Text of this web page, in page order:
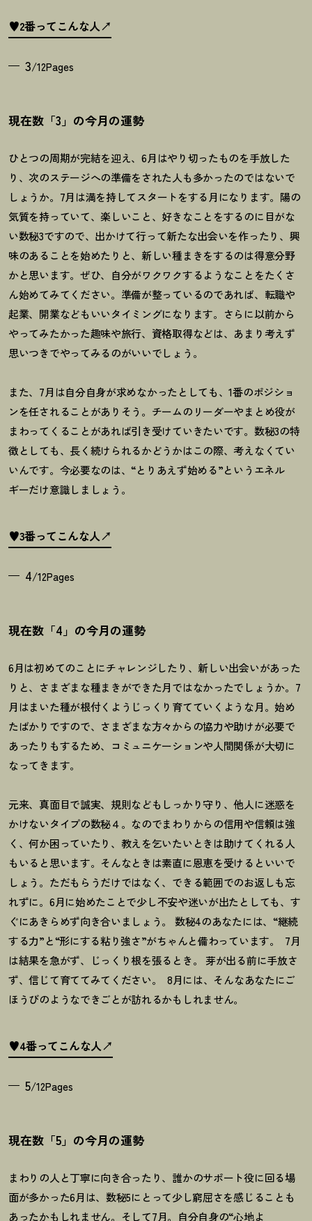
♥2番ってこんな人
3/12Pages
現在数「3」の今月の運勢
ひとつの周期が完結を迎え、6月はやり切ったものを手放した
り、次のステージへの準備をされた人も多かったのではないで
しょうか。 7月は満を持してスタートをする月になります。陽の
気質を持っていて、楽しいこと、好きなことをするのに目がな
い数秘3ですので、出かけて行って新たな出会いを作ったり、興
味のあることを始めたりと、新しい種まきをするのは得意分野
かと思います。ぜひ、自分がワクワクするようなことをたくさ
ん始めてみてください。準備が整っているのであれば、転職や
起業、開業などもいいタイミングになります。さらに以前から
やってみたかった趣味や旅行、資格取得などは、あまり考えず
思いつきでやってみるのがいいでしょう。
また、 7月は自分自身が求めなかったとしても、1番のポジショ
ンを任されることがありそう。チームのリーダーやまとめ役が
まわってくることがあれば引き受けていきたいです。数秘3の特
徴としても、長く続けられるかどうかはこの際、考えなくてい
いんです。今必要なのは、“とりあえず始める”というエネル
ギーだけ意識しましょう。
♥3番ってこんな人
4/12Pages
現在数「4」の今月の運勢
6月は初めてのことにチャレンジしたり、新しい出会いがあった
りと、さまざまな種まきができた月ではなかったでしょうか。7
月はまいた種が根付くようじっくり育てていくような月。始め
たばかりですので、さまざまな方々からの協力や助けが必要で
あったりもするため、コミュニケーションや人間関係が大切に
なってきます。
元来、真面目で誠実、規則などもしっかり守り、他人に迷惑を
かけないタイプの数秘４。なのでまわりからの信用や信頼は強
く、何か困っていたり、教えを乞いたいときは助けてくれる人
もいると思います。そんなときは素直に恩恵を受けるといいで
しょう。ただもらうだけではなく、できる範囲でのお返しも忘
れずに。 6月に始めたことで少し不安や迷いが出たとしても、す
ぐにあきらめず向き合いましょう。 数秘4のあなたには、“継続
する力”と“形にする粘り強さ”がちゃんと備わっています。
7月
は結果を急がず、じっくり根を張るとき。 芽が出る前に手放さ
ず、信じて育ててみてください。
8月には、そんなあなたにご
ほうびのようなできごとが訪れるかもしれません。
♥4番ってこんな人
5/12Pages
現在数「5」の今月の運勢
まわりの人と丁寧に向き合ったり、誰かのサポート役に回る場
面が多かった6月は、数秘5にとって少し窮屈さを感じることも
あったかもしれません。そして7月。自分自身の“心地よ